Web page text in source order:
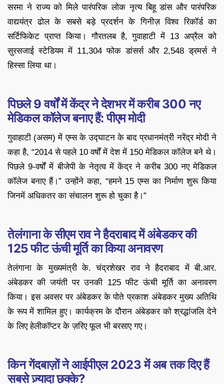
सरमा ने राज्य को मिले पारंपरिक लोक नृत्य बिहू डांस और पारंपरिक
वाद्ययंत्र ढोल के सबसे बड़े प्रदर्शन के गिनीज़ विश्व रिकॉर्ड का
सर्टिफिकेट प्राप्त किया। गौरतलब है, गुवाहाटी में 13 अप्रैल को
सुरसजाई स्टेडियम में 11,304 फोक डांसर्स और 2,548 ड्रमर्स ने
हिस्सा लिया था।
पिछले 9 वर्षों में केंद्र ने देशभर में करीब 300 नए
मेडिकल कॉलेज बनाए हैं: पीएम मोदी
गुवाहाटी (असम) में एम्स के उद्घाटन के बाद प्रधानमंत्री नरेंद्र मोदी ने
कहा है, “2014 से पहले 10 वर्षों में देश में 150 मेडिकल कॉलेज बने थे।
पिछले 9-वर्षों में बीजेपी के नेतृत्व में केंद्र ने करीब 300 नए मेडिकल
कॉलेज बनाए हैं।” उन्होंने कहा, “हमने 15 एम्स का निर्माण शुरू किया
जिनमें अधिकतर का संचालन शुरू हो चुका है।”
तेलंगाना के सीएम राव ने हैदराबाद में अंबेडकर की
125 फीट ऊंची मूर्ति का किया अनावरण
तेलंगाना के मुख्यमंत्री के. चंद्रशेखर राव ने हैदराबाद में बी.आर.
अंबेडकर की जयंती पर उनकी 125 फीट ऊंची मूर्ति का अनावरण
किया। इस अवसर पर अंबेडकर के पोते प्रकाश अंबेडकर मुख्य अतिथि
के रूप में शामिल हुए। कार्यक्रम के दौरान अंबेडकर को श्रद्धांजलि देने
के लिए हेलीकॉप्टर के ज़रिए फूल भी बरसाए गए।
किन गेंदबाज़ों ने आईपीएल 2023 में अब तक दिए हैं
सबसे ज़्यादा छक्के?